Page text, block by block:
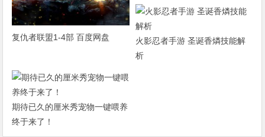
复仇者联盟1-4部 百度网盘
火影忍者手游 圣诞香燐技能解
析
期待已久的厘米秀宠物一键喂养
终于来了！